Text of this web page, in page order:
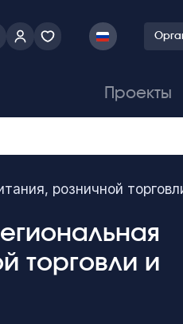
Проекты
розничной
торговли и